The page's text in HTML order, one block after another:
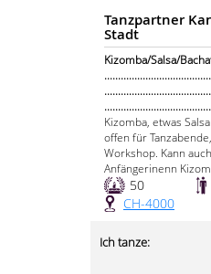
Tanzpartner
Stadt
Kizomba/Salsa/
Kizomba, etwas
offen für
Workshop. Kann
Anfängerinenn
50
CH-4000
Ich tanze: